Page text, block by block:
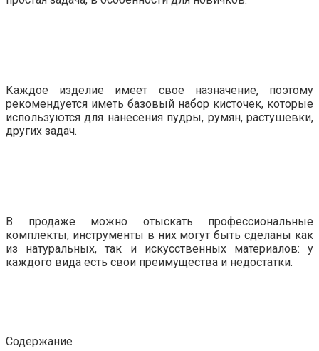
Каждое изделие имеет свое назначение, поэтому
рекомендуется иметь базовый набор кисточек, которые
используются для нанесения пудры, румян, растушевки,
других задач.
В продаже можно отыскать профессиональные
комплекты, инструменты в них могут быть сделаны как
из натуральных, так и искусственных материалов: у
каждого вида есть свои преимущества и недостатки.
Содержание